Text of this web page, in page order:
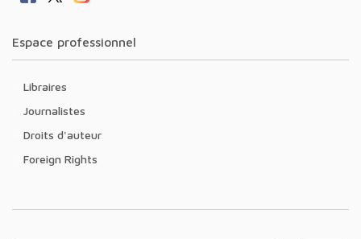
Espace professionnel
Libraires
Journalistes
Droits d'auteur
Foreign Rights